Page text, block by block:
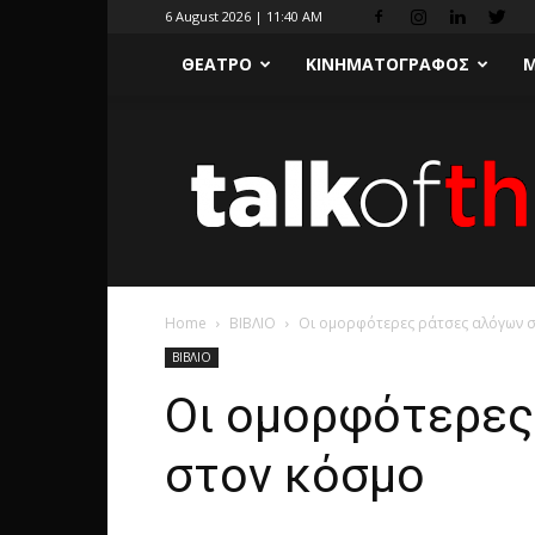
6 August 2026 | 11:40 AM
ΘΕΑΤΡΟ ΚΙΝΗΜΑΤΟΓΡΑΦΟΣ
Home ΒΙΒΛΙΟ Οι ομορφότερες ράτσες αλόγων
ΒΙΒΛΙΟ
Οι
στον κόσμο